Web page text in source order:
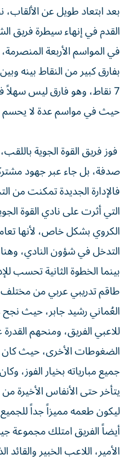
بعد ابتعاد طويل عن الألقاب،
القدم في إنهاء سيطرة فريق
في المواسم الأربعة
بفارق كبير من النقاط بينه
7 نقاط، وهو فارق ليس
حيث في مواسم عدة لا يحسم
فوز فريق القوة الجوية
صدفة، بل جاء عبر جهود
فالإدارة الجديدة تمكنت من
التي أثرت على نادي القوة
الكروي بشكل خاص، لأنها
التدخل في شؤون النادي، وهنا
بينما الخطوة الثانية تحسب
طاقم تدريبي عربي من مختلف
العُماني رشيد جابر، حيث نجح
للاعبي الفريق، ومنحهم
الضغوطات الأخرى، حيث كان
جميع مبارياته بخيار الفوز،
يتأخر حتى الأنفاس الأخيرة من
ليكون طعمه مميزاً جداً
أيضاً الفريق امتلك مجموعة
الأمير، اللاعب الخبير